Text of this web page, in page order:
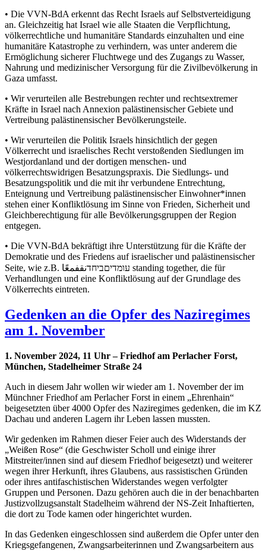
• Die VVN-BdA erkennt das Recht Israels auf Selbstverteidigung
an. Gleichzeitig hat Israel wie alle Staaten die Verpflichtung,
völkerrechtliche und humanitäre Standards einzuhalten und eine
humanitäre Katastrophe zu verhindern, was unter anderem die
Ermöglichung sicherer Fluchtwege und des Zugangs zu Wasser,
Nahrung und medizinischer Versorgung für die Zivilbevölkerung in
Gaza umfasst.
• Wir verurteilen alle Bestrebungen rechter und rechtsextremer
Kräfte in Israel nach Annexion palästinensischer Gebiete und
Vertreibung palästinensischer Bevölkerungsteile.
• Wir verurteilen die Politik Israels hinsichtlich der gegen
Völkerrecht und israelisches Recht verstoßenden Siedlungen im
Westjordanland und der dortigen menschen- und
völkerrechtswidrigen Besatzungspraxis. Die Siedlungs- und
Besatzungspolitik und die mit ihr verbundene Entrechtung,
Enteignung und Vertreibung palästinensischer Einwohner*innen
stehen einer Konfliktlösung im Sinne von Frieden, Sicherheit und
Gleichberechtigung für alle Bevölkerungsgruppen der Region
entgegen.
• Die VVN-BdA bekräftigt ihre Unterstützung für die Kräfte der
Demokratie und des Friedens auf israelischer und palästinensischer
Seite, wie z.B. עומדיםביחדنقفمعًا standing together, die für
Verhandlungen und eine Konfliktlösung auf der Grundlage des
Völkerrechts eintreten.
Gedenken an die Opfer des Naziregimes
am 1. November
1. November 2024, 11 Uhr – Friedhof am Perlacher Forst,
München, Stadelheimer Straße 24
Auch in diesem Jahr wollen wir wieder am 1. November der im
Münchner Friedhof am Perlacher Forst in einem „Ehrenhain“
beigesetzten über 4000 Opfer des Naziregimes gedenken, die im KZ
Dachau und anderen Lagern ihr Leben lassen mussten.
Wir gedenken im Rahmen dieser Feier auch des Widerstands der
„Weißen Rose“ (die Geschwister Scholl und einige ihrer
Mitstreiter/innen sind auf diesem Friedhof beigesetzt) und weiterer
wegen ihrer Herkunft, ihres Glaubens, aus rassistischen Gründen
oder ihres antifaschistischen Widerstandes wegen verfolgter
Gruppen und Personen. Dazu gehören auch die in der benachbarten
Justizvollzugsanstalt Stadelheim während der NS-Zeit Inhaftierten,
die dort zu Tode kamen oder hingerichtet wurden.
In das Gedenken eingeschlossen sind außerdem die Opfer unter den
Kriegsgefangenen, Zwangsarbeiterinnen und Zwangsarbeitern aus